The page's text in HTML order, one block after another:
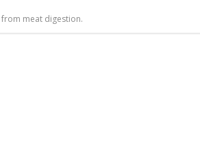
meat digestion.